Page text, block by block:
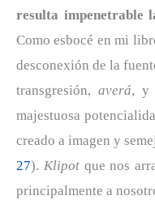
resulta impenetrable
Como esbocé en mi
desconexión de la
transgresión, averá, y
majestuosa
creado a imagen y
27). Klipotque nos
principalmente a